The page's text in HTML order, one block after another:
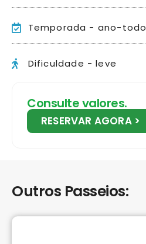
Temporada - ano-todo
Dificuldade - leve
Consulte valores.
RESERVAR AGORA >
Outros Passeios: